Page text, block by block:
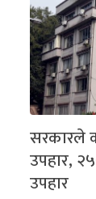
सरकारले
उपहार,
उपहार